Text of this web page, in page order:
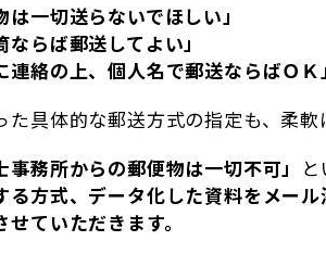
は一切送らないでほしい」
ならば郵送してよい」
連絡の上、個人名で郵送ならばＯＫ
た具体的な郵送方式の指定も、柔軟
事務所からの郵便物は一切不可」
る方式、データ化した資料をメー
せていただきます。